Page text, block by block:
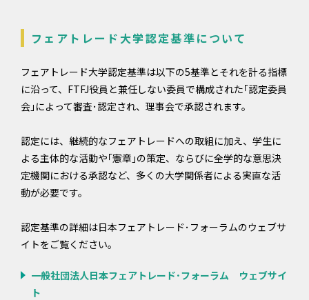
フェアトレード大学認定基準について
フェアトレード大学認定基準は以下の5基準とそれを計る指標
に沿って、FTFJ役員と兼任しない委員で構成された｢認定委員
会｣によって審査･認定され、理事会で承認されます。
認定には、継続的なフェアトレードへの取組に加え、学生に
よる主体的な活動や｢憲章｣の策定、ならびに全学的な意思決
定機関における承認など、多くの大学関係者による実直な活
動が必要です。
認定基準の詳細は日本フェアトレード･フォーラムのウェブサ
イトをご覧ください。
一般社団法人日本フェアトレード･フォーラム ウェブサイ
ト